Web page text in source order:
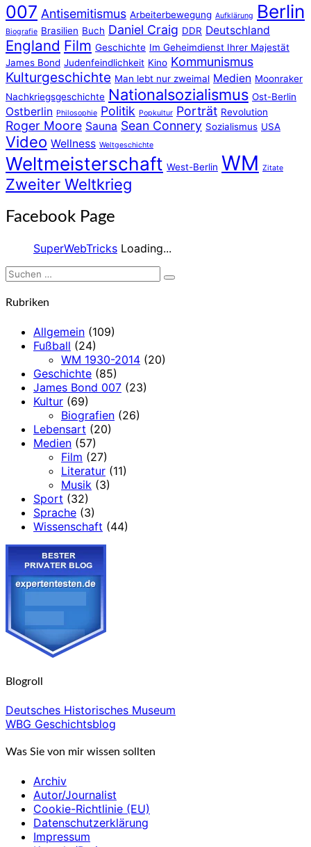
007 Antisemitismus Arbeiterbewegung Aufklärung Berlin
Biografie Brasilien Buch Daniel Craig DDR Deutschland
England Film Geschichte Im Geheimdienst Ihrer Majestät
James Bond Judenfeindlichkeit Kino Kommunismus
Kulturgeschichte Man lebt nur zweimal Medien Moonraker
Nachkriegsgeschichte Nationalsozialismus Ost-Berlin
Ostberlin Philosophie Politik Popkultur Porträt Revolution
Roger Moore Sauna Sean Connery Sozialismus USA
Video Wellness Weltgeschichte
Weltmeisterschaft West-Berlin WM Zitate
Zweiter Weltkrieg
Facebook Page
SuperWebTricks Loading...
Suchen
Suchen
Rubriken
Allgemein (109)
Fußball (24)
WM 1930-2014 (20)
Geschichte (85)
James Bond 007 (23)
Kultur (69)
Biografien (26)
Lebensart (20)
Medien (57)
Film (27)
Literatur (11)
Musik (3)
Sport (32)
Sprache (3)
Wissenschaft (44)
Blogroll
Deutsches Historisches Museum
WBG Geschichtsblog
Was Sie von mir wissen sollten
Archiv
Autor/Journalist
Cookie-Richtlinie (EU)
Datenschutzerklärung
Impressum